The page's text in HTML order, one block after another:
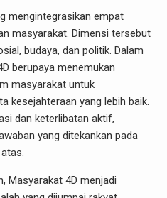
mengintegrasikan empat
masyarakat. Dimensi tersebut
budaya, dan politik. Dalam
berupaya menemukan
masyarakat untuk
kesejahteraan yang lebih baik.
dan keterlibatan aktif,
yang ditekankan pada
Masyarakat 4D menjadi